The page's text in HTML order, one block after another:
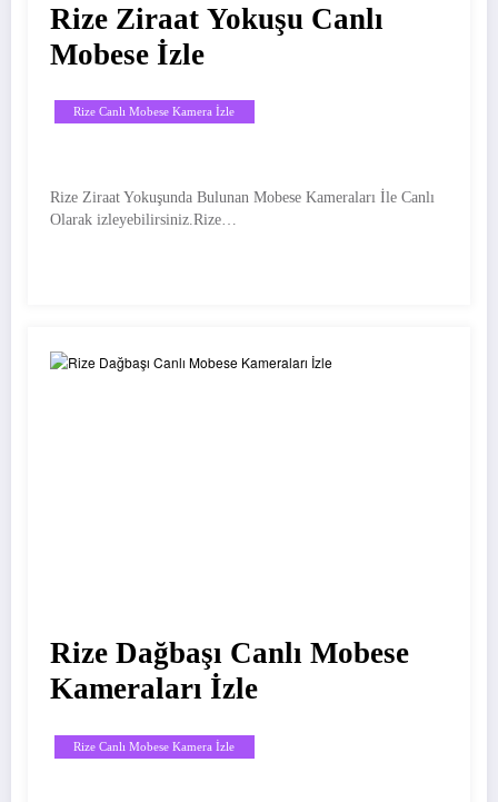
Rize Ziraat Yokuşu Canlı
Mobese İzle
Rize Canlı Mobese Kamera İzle
Rize Ziraat Yokuşunda Bulunan Mobese Kameraları İle Canlı
Olarak izleyebilirsiniz.Rize…
Rize Dağbaşı Canlı Mobese
Kameraları İzle
Rize Canlı Mobese Kamera İzle